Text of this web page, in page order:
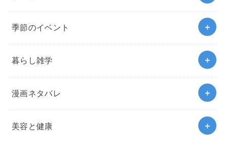
季節のイベント
暮らし雑学
漫画ネタバレ
美容と健康